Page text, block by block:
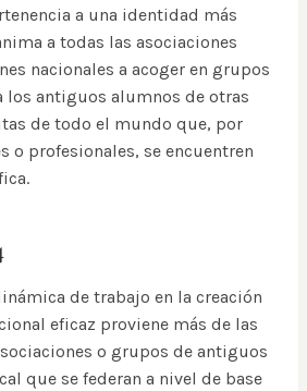
a una identidad más
a todas las asociaciones
nacionales a acoger en grupos
los antiguos alumnos de otras
de todo el mundo que, por
o profesionales, se encuentren
de trabajo en la creación
eficaz proviene más de las
o grupos de antiguos
que se federan a nivel de base